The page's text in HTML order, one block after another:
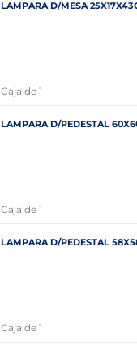
LAMPARA D/MESA
Caja de 1
LAMPARA D/PEDESTAL
Caja de 1
LAMPARA D/PEDESTAL
Caja de 1